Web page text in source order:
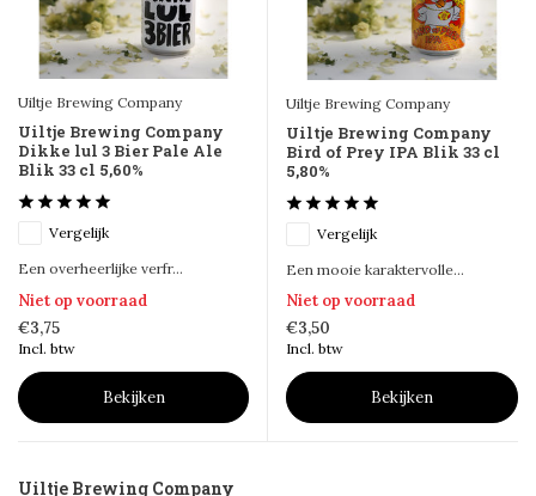
Uiltje Brewing Company
Uiltje Brewing Company
Dikke lul 3 Bier Pale Ale
Blik 33 cl 5,60%
Vergelijk
Een overheerlijke verfr...
Niet op voorraad
€3,75
Incl. btw
Bekijken
Uiltje Brewing Company
Uiltje Brewing Company
Bird of Prey IPA Blik 33 cl
5,80%
Vergelijk
Een mooie karaktervolle...
Niet op voorraad
€3,50
Incl. btw
Bekijken
Uiltje Brewing Company